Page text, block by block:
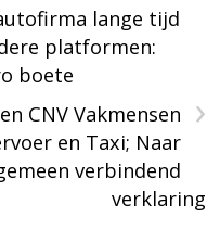
lange tijd
platformen:
boete
›
CNV Vakmensen
en Taxi; Naar
verbindend
verklaring